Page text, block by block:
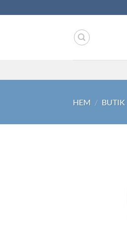
to
HEM / BUTIK